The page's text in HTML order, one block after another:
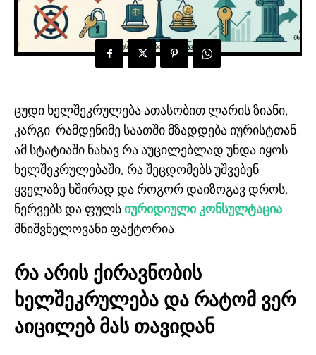
ცუდი ხელშეკრულება ათასობით ლარის ზიანი,
კარგი რამდენიმე საათში მზადდება იურისტთან.
ამ სტატიაში ნახავ რა აუცილებლად უნდა იყოს
ხელშეკრულებაში, რა შეცდომებს უშვებენ
ყველაზე ხშირად და როგორ დაიზოგავ დროს,
ნერვებს და ფულს იურიდიული კონსულტაცია
მნიშვნელოვანი ფაქტორია.
რა არის ქირავნობის
ხელშეკრულება და რატომ ვერ
აიცილებ მას თავიდან